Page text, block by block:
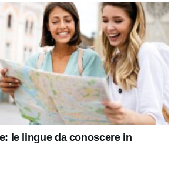
le lingue da conoscere in